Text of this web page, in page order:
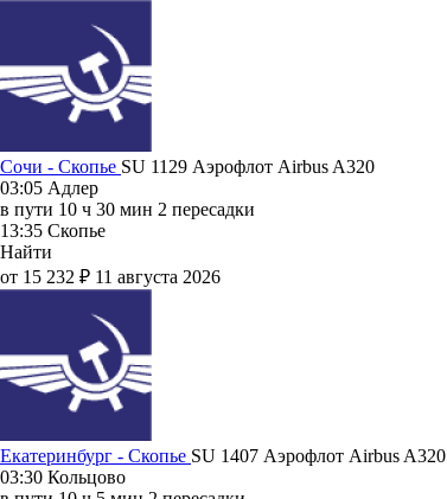
Сочи - Скопье SU 1129 Аэрофлот Airbus A320
03:05 Адлер
в пути 10 ч 30 мин 2 пересадки
13:35 Скопье
Найти
от 15 232 ₽ 11 августа 2026
Екатеринбург - Скопье SU 1407 Аэрофлот Airbus A320
03:30 Кольцово